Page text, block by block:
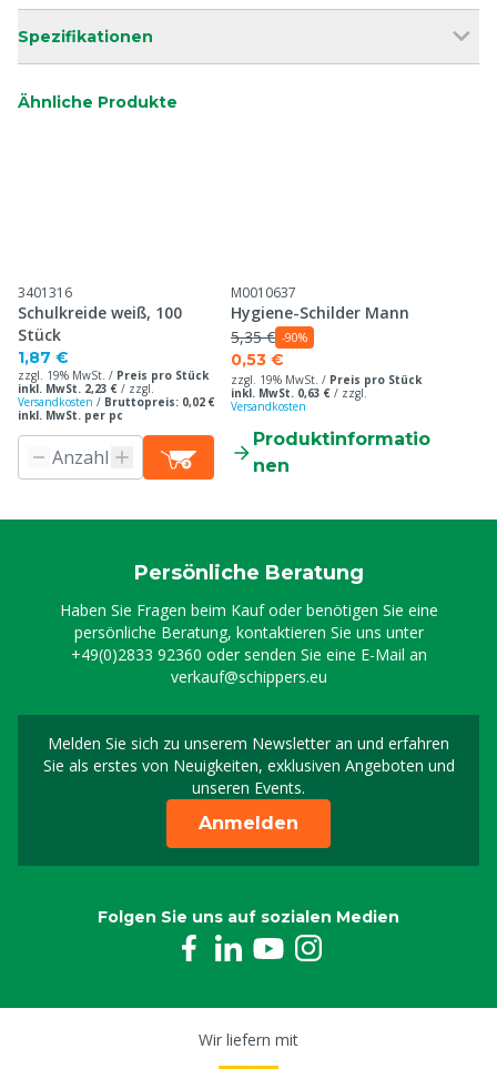
Spezifikationen
Ähnliche Produkte
3401316
Schulkreide weiß, 100
Stück
1,87 €
zzgl. 19% MwSt. / Preis pro Stück
inkl. MwSt. 2,23 € / zzgl.
Versandkosten / Bruttopreis: 0,02 €
inkl. MwSt. per pc
M0010637
Hygiene-Schilder Mann
5,35 € -90%
0,53 €
zzgl. 19% MwSt. / Preis pro Stück
inkl. MwSt. 0,63 € / zzgl.
Versandkosten
Produktinformatio
nen
Persönliche Beratung
Haben Sie Fragen beim Kauf oder benötigen Sie eine
persönliche Beratung, kontaktieren Sie uns unter
+49(0)2833 92360 oder senden Sie eine E-Mail an
verkauf@schippers.eu
Melden Sie sich zu unserem Newsletter an und erfahren
Sie als erstes von Neuigkeiten, exklusiven Angeboten und
unseren Events.
Melden Sie sich für
Anmelden
Folgen Sie uns auf sozialen Medien
Wir liefern mit